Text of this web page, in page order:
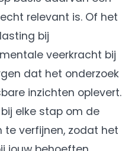
relevant is. Of het
bij
veerkracht bij
dat het onderzoek
inzichten oplevert.
elke stap om de
te verfijnen, zodat het